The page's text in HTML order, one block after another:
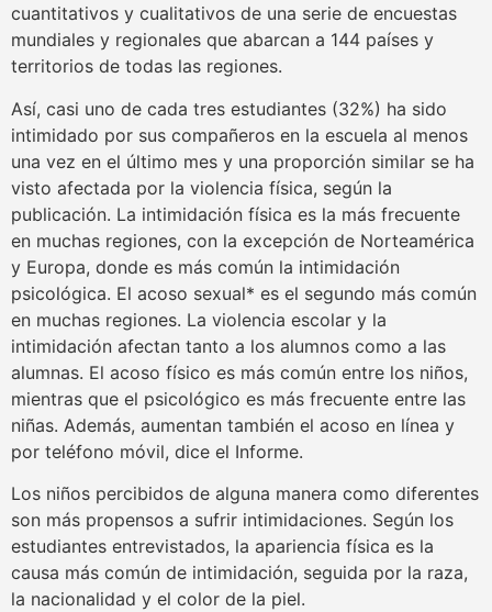
cuantitativos y cualitativos de una serie de encuestas
mundiales y regionales que abarcan a 144 países y
territorios de todas las regiones.
Así, casi uno de cada tres estudiantes (32%) ha sido
intimidado por sus compañeros en la escuela al menos
una vez en el último mes y una proporción similar se ha
visto afectada por la violencia física, según la
publicación. La intimidación física es la más frecuente
en muchas regiones, con la excepción de Norteamérica
y Europa, donde es más común la intimidación
psicológica. El acoso sexual* es el segundo más común
en muchas regiones. La violencia escolar y la
intimidación afectan tanto a los alumnos como a las
alumnas. El acoso físico es más común entre los niños,
mientras que el psicológico es más frecuente entre las
niñas. Además, aumentan también el acoso en línea y
por teléfono móvil, dice el Informe.
Los niños percibidos de alguna manera como diferentes
son más propensos a sufrir intimidaciones. Según los
estudiantes entrevistados, la apariencia física es la
causa más común de intimidación, seguida por la raza,
la nacionalidad y el color de la piel.